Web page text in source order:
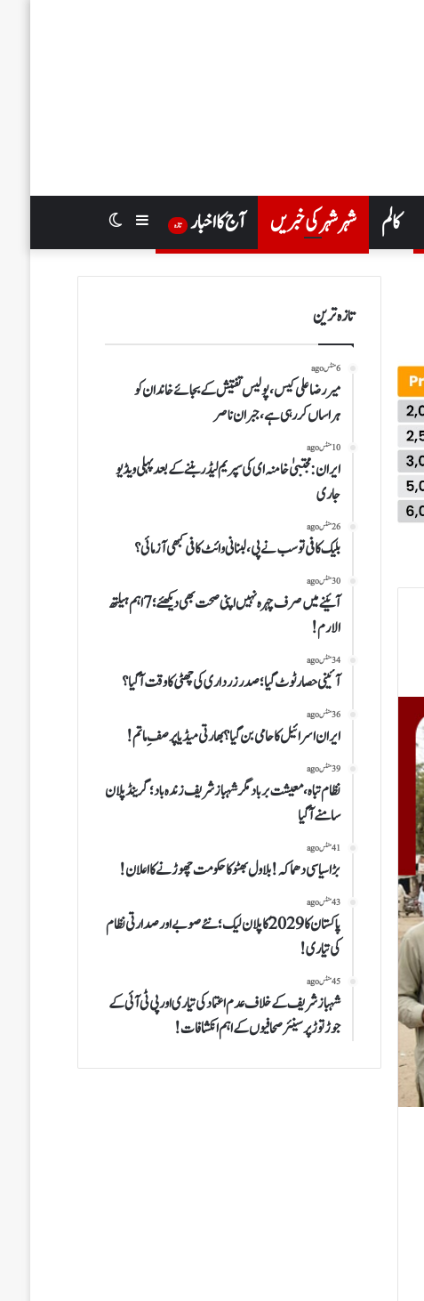
کالم شہر شہر کی خبریں آج کا اخبار تازہ Switch
skin
Sidebar
تازہ ترین
6 منٹس ago
میر رضا علی کیس، پولیس تفتیش کے بجائے خاندان کو
ہراساں کر رہی ہے،جبران ناصر
10 منٹس ago
ایران:مجتبیٰ خامنہ ای کی سپریم لیڈر بننے کے بعد پہلی ویڈیو
جاری
26 منٹس ago
بلیک کافی تو سب نے پی، لبنانی وائٹ کافی کبھی آزمائی؟
30 منٹس ago
آئینے میں صرف چہرہ نہیں اپنی صحت بھی دیکھئے؛7 اہم ہیلتھ
الارم!
34 منٹس ago
آئینی حصار ٹوٹ گیا؛ صدر زرداری کی چھٹی کا وقت آ گیا؟
36 منٹس ago
ایران اسرائیل کا حامی بن گیا؟بھارتی میڈیا پر صفِ ماتم!
39 منٹس ago
نظام تباہ،معیشت برباد مگر شہباز شریف زندہ باد؛ گرینڈ پلان
سامنے آگیا
41 منٹس ago
بڑا سیاسی دھماکہ! بلاول بھٹو کا حکومت چھوڑنے کا اعلان!
43 منٹس ago
پاکستان کا 2029 کا پلان لیک؛ نئے صوبے اور صدارتی نظام
کی تیاری!
45 منٹس ago
شہباز شریف کے خلاف عدم اعتماد کی تیاری اور پی ٹی آئی کے
جوڑ توڑ پر سینئر صحافیوں کےاہم انکشافات!